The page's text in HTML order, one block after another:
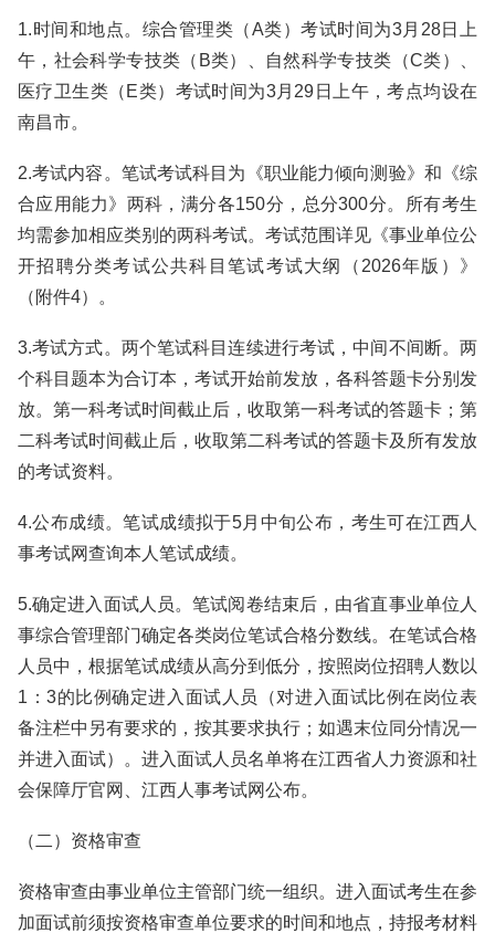
1.时间和地点。综合管理类（A类）考试时间为3月28日上
午，社会科学专技类（B类）、自然科学专技类（C类）、
医疗卫生类（E类）考试时间为3月29日上午，考点均设在
南昌市。
2.考试内容。笔试考试科目为《职业能力倾向测验》和《综
合应用能力》两科，满分各150分，总分300分。所有考生
均需参加相应类别的两科考试。考试范围详见《事业单位公
开招聘分类考试公共科目笔试考试大纲（2026年版）》
（附件4）。
3.考试方式。两个笔试科目连续进行考试，中间不间断。两
个科目题本为合订本，考试开始前发放，各科答题卡分别发
放。第一科考试时间截止后，收取第一科考试的答题卡；第
二科考试时间截止后，收取第二科考试的答题卡及所有发放
的考试资料。
4.公布成绩。笔试成绩拟于5月中旬公布，考生可在江西人
事考试网查询本人笔试成绩。
5.确定进入面试人员。笔试阅卷结束后，由省直事业单位人
事综合管理部门确定各类岗位笔试合格分数线。在笔试合格
人员中，根据笔试成绩从高分到低分，按照岗位招聘人数以
1：3的比例确定进入面试人员（对进入面试比例在岗位表
备注栏中另有要求的，按其要求执行；如遇末位同分情况一
并进入面试）。进入面试人员名单将在江西省人力资源和社
会保障厅官网、江西人事考试网公布。
（二）资格审查
资格审查由事业单位主管部门统一组织。进入面试考生在参
加面试前须按资格审查单位要求的时间和地点，持报考材料